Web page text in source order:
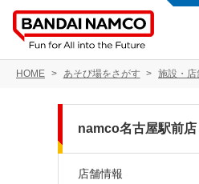
HOME あそび場をさがす 施設・店
namco名古屋駅前店
店舗情報